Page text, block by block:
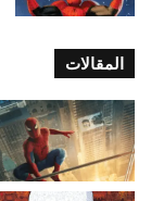
المقالات